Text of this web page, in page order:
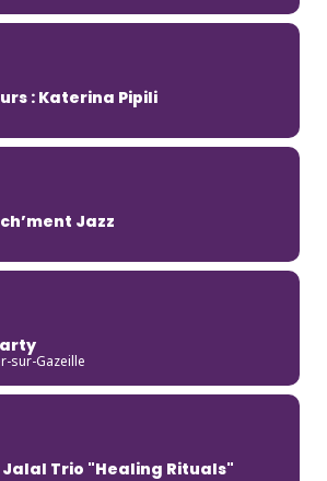
: Katerina Pipili
Jazz
sur-Gazeille
Jalal Trio "Healing Rituals"